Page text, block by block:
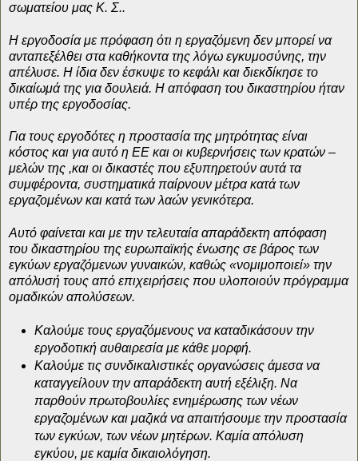
σωματείου μας Κ. Σ..
Η εργοδοσία με πρόφαση ότι η εργαζόμενη δεν μπορεί να
ανταπεξέλθει στα καθήκοντα της λόγω εγκυμοσύνης, την
απέλυσε. Η ίδια δεν έσκυψε το κεφάλι και διεκδίκησε το
δικαίωμά της για δουλειά. Η απόφαση του δικαστηρίου ήταν
υπέρ της εργοδοσίας.
Για τους εργοδότες η προστασία της μητρότητας είναι
κόστος και για αυτό η ΕΕ και οι κυβερνήσεις των κρατών –
μελών της ,και οι δικαστές που εξυπηρετούν αυτά τα
συμφέροντα, συστηματικά παίρνουν μέτρα κατά των
εργαζομένων και κατά των λαών γενικότερα.
Αυτό φαίνεται και με την τελευταία απαράδεκτη απόφαση
του δικαστηρίου της ευρωπαϊκής ένωσης σε βάρος των
εγκύων εργαζόμενων γυναικών, καθώς «νομιμοποιεί» την
απόλυσή τους από επιχειρήσεις που υλοποιούν πρόγραμμα
ομαδικών απολύσεων.
Καλούμε τους εργαζόμενους να καταδικάσουν την
εργοδοτική αυθαιρεσία με κάθε μορφή.
Καλούμε τις συνδικαλιστικές οργανώσεις άμεσα να
καταγγείλουν την απαράδεκτη αυτή εξέλιξη. Να
παρθούν πρωτοβουλίες ενημέρωσης των νέων
εργαζομένων και μαζικά να απαιτήσουμε την προστασία
των εγκύων, των νέων μητέρων. Καμία απόλυση
εγκύου, με καμία δικαιολόγηση.